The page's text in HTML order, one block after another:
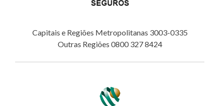
Capitais e Regiões Metropolitanas 3003-0335
Outras Regiões 0800 327 8424